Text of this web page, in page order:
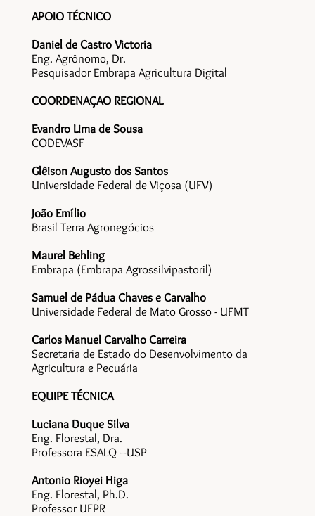
APOIO TÉCNICO
Daniel de Castro Victoria
Eng. Agrônomo, Dr.
Pesquisador Embrapa Agricultura Digital
COORDENAÇAO REGIONAL
Evandro Lima de Sousa
CODEVASF
Glêison Augusto dos Santos
Universidade Federal de Viçosa (UFV)
João Emílio
Brasil Terra Agronegócios
Maurel Behling
Embrapa (Embrapa Agrossilvipastoril)
Samuel de Pádua Chaves e Carvalho
Universidade Federal de Mato Grosso - UFMT
Carlos Manuel Carvalho Carreira
Secretaria de Estado do Desenvolvimento da
Agricultura e Pecuária
EQUIPE TÉCNICA
Luciana Duque Silva
Eng. Florestal, Dra.
Professora ESALQ –USP
Antonio Rioyei Higa
Eng. Florestal, Ph.D.
Professor UFPR